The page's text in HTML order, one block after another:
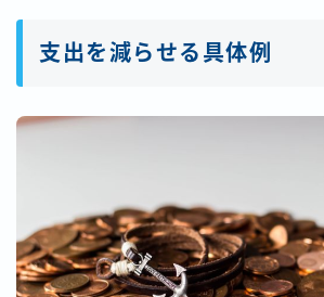
支出を減らせる具体例